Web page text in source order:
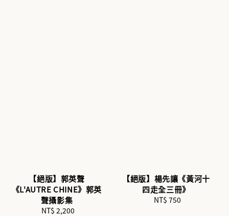
【絕版】郭英聲
《L'AUTRE CHINE》郭英
聲攝影集
Regular
NT$ 2,200
【絕版】楊先讓《黃河十
四走全三冊》
Regular
NT$ 750